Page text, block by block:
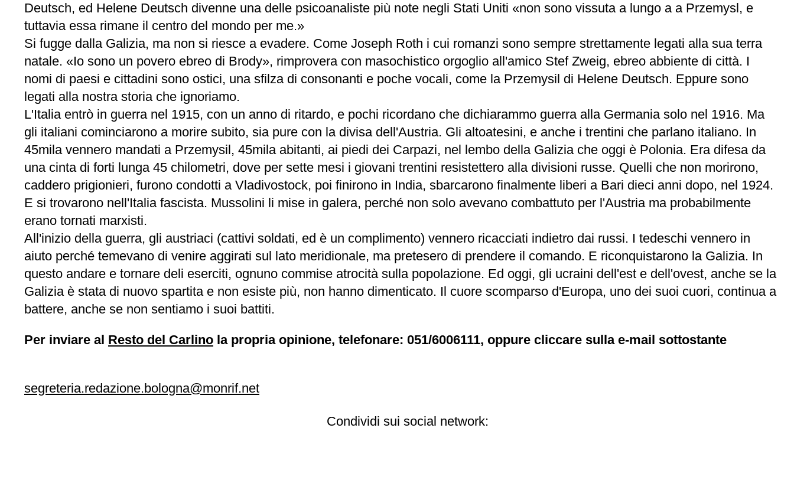
Deutsch, ed Helene Deutsch divenne una delle psicoanaliste più note negli Stati Uniti «non sono vissuta a lungo a a Przemysl, e
tuttavia essa rimane il centro del mondo per me.»
Si fugge dalla Galizia, ma non si riesce a evadere. Come Joseph Roth i cui romanzi sono sempre strettamente legati alla sua terra
natale. «Io sono un povero ebreo di Brody», rimprovera con masochistico orgoglio all'amico Stef Zweig, ebreo abbiente di città. I
nomi di paesi e cittadini sono ostici, una sfilza di consonanti e poche vocali, come la Przemysil di Helene Deutsch. Eppure sono
legati alla nostra storia che ignoriamo.
L'Italia entrò in guerra nel 1915, con un anno di ritardo, e pochi ricordano che dichiarammo guerra alla Germania solo nel 1916. Ma
gli italiani cominciarono a morire subito, sia pure con la divisa dell'Austria. Gli altoatesini, e anche i trentini che parlano italiano. In
45mila vennero mandati a Przemysil, 45mila abitanti, ai piedi dei Carpazi, nel lembo della Galizia che oggi è Polonia. Era difesa da
una cinta di forti lunga 45 chilometri, dove per sette mesi i giovani trentini resistettero alla divisioni russe. Quelli che non morirono,
caddero prigionieri, furono condotti a Vladivostock, poi finirono in India, sbarcarono finalmente liberi a Bari dieci anni dopo, nel 1924.
E si trovarono nell'Italia fascista. Mussolini li mise in galera, perché non solo avevano combattuto per l'Austria ma probabilmente
erano tornati marxisti.
All'inizio della guerra, gli austriaci (cattivi soldati, ed è un complimento) vennero ricacciati indietro dai russi. I tedeschi vennero in
aiuto perché temevano di venire aggirati sul lato meridionale, ma pretesero di prendere il comando. E riconquistarono la Galizia. In
questo andare e tornare deli eserciti, ognuno commise atrocità sulla popolazione. Ed oggi, gli ucraini dell'est e dell'ovest, anche se la
Galizia è stata di nuovo spartita e non esiste più, non hanno dimenticato. Il cuore scomparso d'Europa, uno dei suoi cuori, continua a
battere, anche se non sentiamo i suoi battiti.
Per inviare al Resto del Carlino la propria opinione, telefonare: 051/6006111, oppure cliccare sulla e-mail sottostante
segreteria.redazione.bologna@monrif.net
Condividi sui social network: